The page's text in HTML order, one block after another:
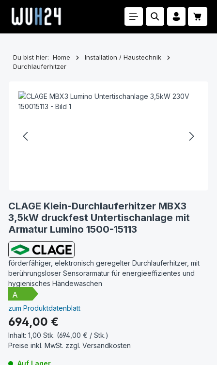
Zum Hauptinhalt springen
Du bist hier: Home
Installation / Haustechnik
Durchlauferhitzer
CLAGE Klein-Durchlauferhitzer MBX3
3,5kW druckfest Untertischanlage mit
Armatur Lumino 1500-15113
förderfähiger, elektronisch geregelter Durchlauferhitzer, mit
berührungsloser Sensorarmatur für energieeffizientes und
hygienisches Händewaschen
zum Produktdatenblatt
Regulärer Preis:
694,00 €
Inhalt: 1,00 Stk. (694,00 € / Stk.)
Preise inkl. MwSt. zzgl. Versandkosten
Auf Lager